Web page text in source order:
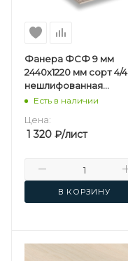
Фанера ФСФ 9 мм
2440х1220 мм сорт 4/4
нешлифованная
березовая
Есть в наличии
Цена:
1 320 ₽/лист
В КОРЗИНУ